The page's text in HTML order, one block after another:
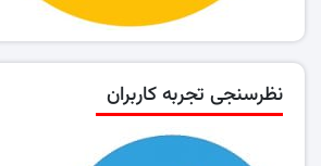
نظرسنجی تجربه کاربران